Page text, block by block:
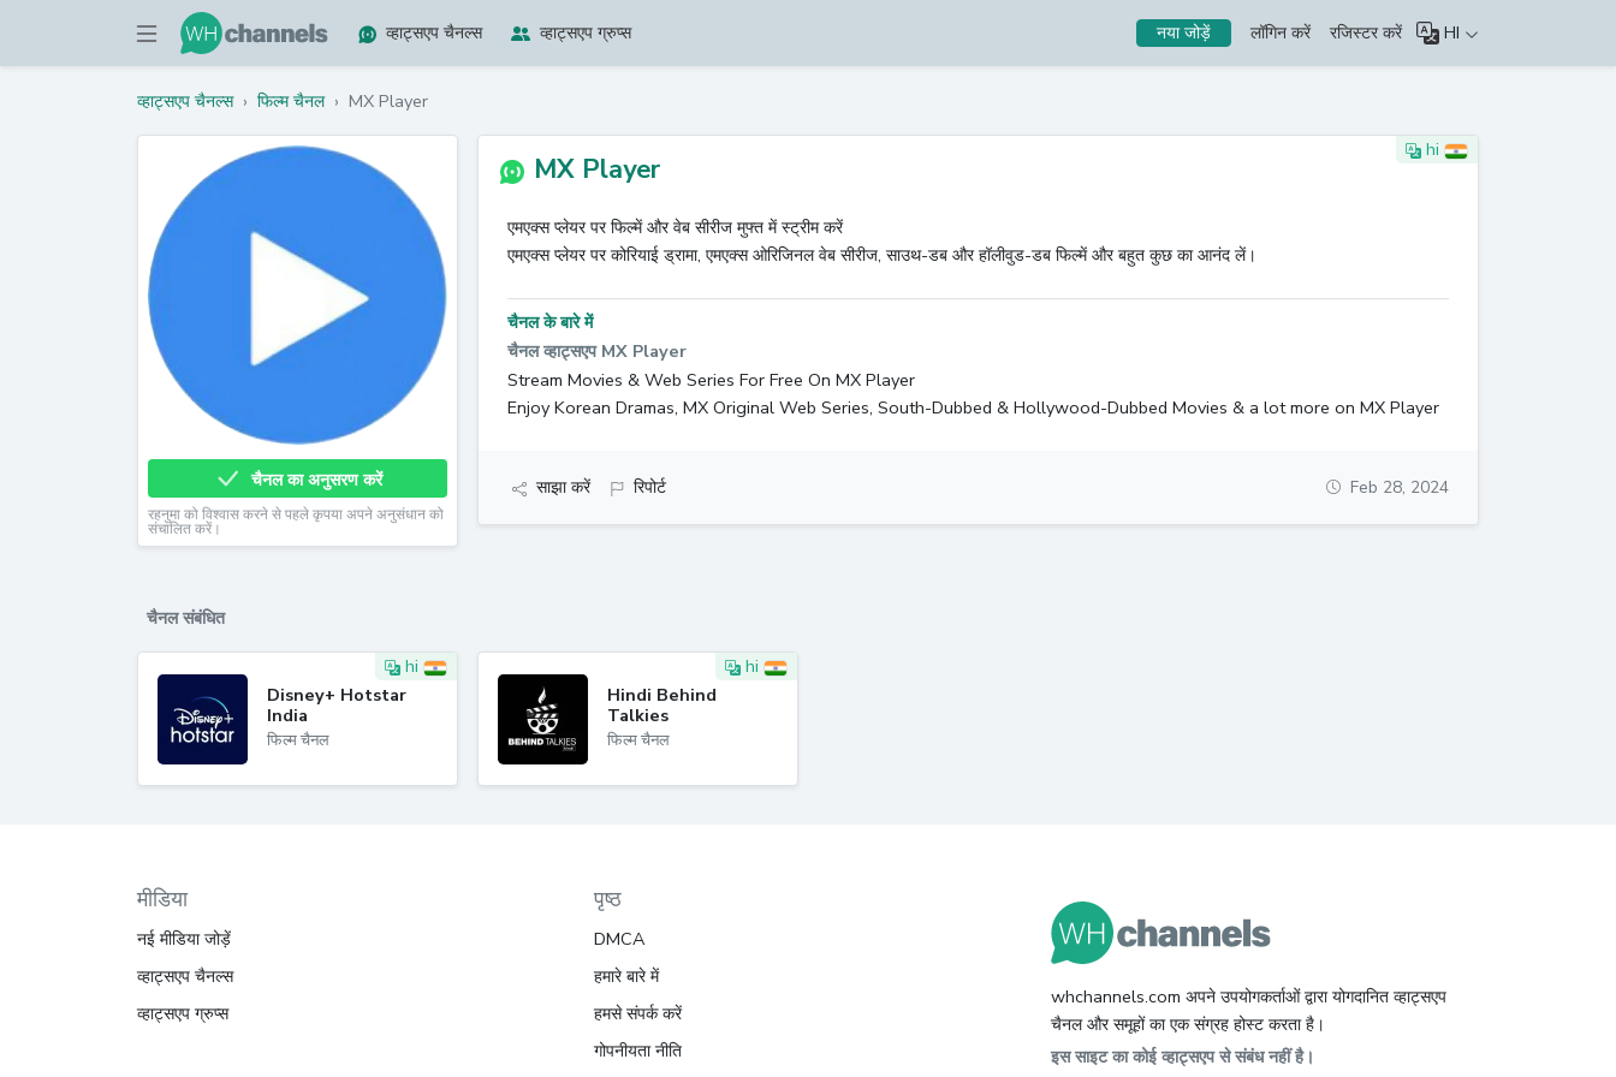
व्हाट्सएप चैनल्स व्हाट्सएप ग्रुप्स नया जोड़ें लॉगिन करें रजिस्टर करें HI
व्हाट्सएप चैनल्स › फिल्म चैनल › MX Player
चैनल का अनुसरण करें
रहनुमा को विश्वास करने से पहले कृपया अपने अनुसंधान को
संचालित करें।
hi
MX Player
एमएक्स प्लेयर पर फिल्में और वेब सीरीज मुफ्त में स्ट्रीम करें
एमएक्स प्लेयर पर कोरियाई ड्रामा, एमएक्स ओरिजिनल वेब सीरीज, साउथ-डब और हॉलीवुड-डब फिल्में और बहुत कुछ का आनंद लें।
चैनल के बारे में
चैनल व्हाट्सएप MX Player
Stream Movies & Web Series For Free On MX Player
Enjoy Korean Dramas, MX Original Web Series, South-Dubbed & Hollywood-Dubbed Movies & a lot more on MX Player
साझा करें रिपोर्ट Feb 28, 2024
चैनल संबंधित
hi
Disney+ Hotstar
India
फिल्म चैनल
hi
Hindi Behind
Talkies
फिल्म चैनल
मीडिया
नई मीडिया जोड़ें
व्हाट्सएप चैनल्स
व्हाट्सएप ग्रुप्स
पृष्ठ
DMCA
हमारे बारे में
हमसे संपर्क करें
गोपनीयता नीति
whchannels.com अपने उपयोगकर्ताओं द्वारा योगदानित व्हाट्सएप
चैनल और समूहों का एक संग्रह होस्ट करता है।
इस साइट का कोई व्हाट्सएप से संबंध नहीं है।